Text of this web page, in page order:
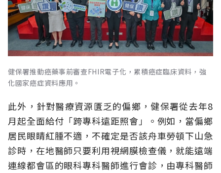
健保署推動癌藥事前審查FHIR電子化，累積癌症臨床資料，強
化國家癌症資料應用。
此外，針對醫療資源匱乏的偏鄉，健保署從去年8
月起全面給付「跨專科遠距照會」。例如，當偏鄉
居民眼睛紅腫不適，不確定是否該舟車勞頓下山急
診時，在地醫師只要利用視網膜檢查儀，就能遠端
連線都會區的眼科專科醫師進行會診，由專科醫師